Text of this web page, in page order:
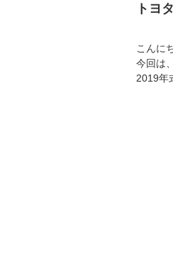
トヨ
こんに
今回は
2019年